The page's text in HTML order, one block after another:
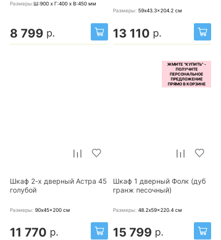
Размеры:Ш:900 x Г:400 x В:450 мм
8 799 р.
Размеры: 59x43.3x204.2 см
13 110 р.
Шкаф 2-х дверный Астра 45
голубой
Размеры: 90x45x200 см
11 770 р.
Шкаф 1 дверный Фолк (дуб
гранж песочный)
Размеры: 48.2x59x220.4 см
15 799 р.